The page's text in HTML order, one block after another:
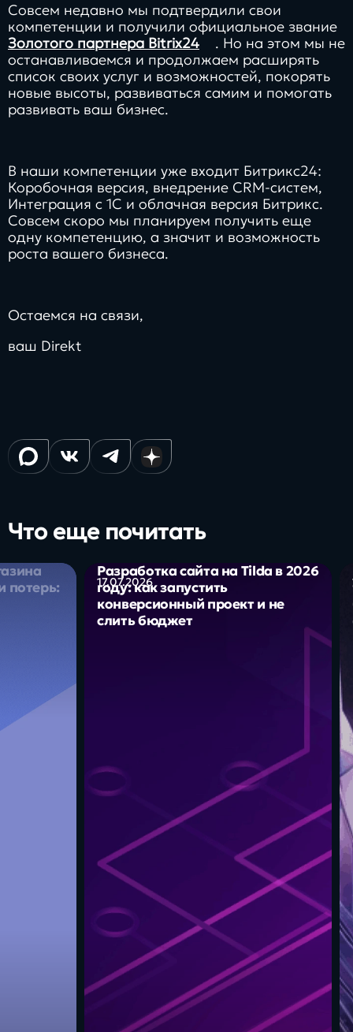
Контакты
info@direkt.ink
Совсем недавно мы подтвердили свои
компетенции и получили официальное звание
Золотого партнера Bitrix24
. Но на этом мы не
останавливаемся и продолжаем расширять
список своих услуг и возможностей, покорять
новые высоты, развиваться самим и помогать
развивать ваш бизнес.
В наши компетенции уже входит Битрикс24:
Коробочная версия, внедрение CRM-систем,
Интеграция с 1С и облачная версия Битрикс.
Совсем скоро мы планируем получить еще
одну компетенцию, а значит и возможность
роста вашего бизнеса.
Остаемся на связи,
ваш Direkt
Что еще почитать
потерь:
17.07.2026
Разработка сайта на Tilda в 2026
году: как запустить
конверсионный проект и не
слить бюджет